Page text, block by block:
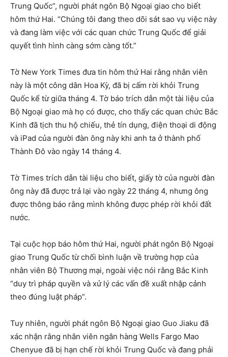
Trung Quốc”, người phát ngôn Bộ Ngoại giao cho biết
hôm thứ Hai. “Chúng tôi đang theo dõi sát sao vụ việc này
và đang làm việc với các quan chức Trung Quốc để giải
quyết tình hình càng sớm càng tốt.”
Tờ New York Times đưa tin hôm thứ Hai rằng nhân viên
này là một công dân Hoa Kỳ, đã bị cấm rời khỏi Trung
Quốc kể từ giữa tháng 4. Tờ báo trích dẫn một tài liệu của
Bộ Ngoại giao mà họ có được, cho thấy các quan chức Bắc
Kinh đã tịch thu hộ chiếu, thẻ tín dụng, điện thoại di động
và iPad của người đàn ông này khi anh ta ở thành phố
Thành Đô vào ngày 14 tháng 4.
Tờ Times trích dẫn tài liệu cho biết, giấy tờ của người đàn
ông này đã được trả lại vào ngày 22 tháng 4, nhưng ông
được thông báo rằng mình không được phép rời khỏi đất
nước.
Tại cuộc họp báo hôm thứ Hai, người phát ngôn Bộ Ngoại
giao Trung Quốc từ chối bình luận về trường hợp của
nhân viên Bộ Thương mại, ngoài việc nói rằng Bắc Kinh
“duy trì pháp quyền và xử lý các vấn đề xuất nhập cảnh
theo đúng luật pháp”.
Tuy nhiên, người phát ngôn Bộ Ngoại giao Guo Jiaku đã
xác nhận rằng nhân viên ngân hàng Wells Fargo Mao
Chenyue đã bị hạn chế rời khỏi Trung Quốc và đang phải